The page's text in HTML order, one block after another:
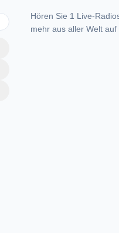
Hören Sie 1 Live-
mehr aus aller Welt auf